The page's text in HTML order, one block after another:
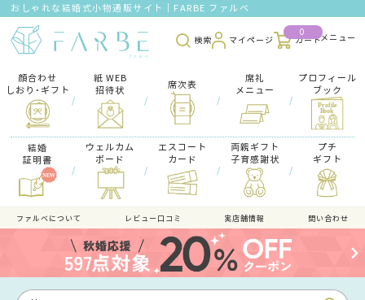
おしゃれな結婚式小物通販サイト｜FARBE ファルベ
検索 マイページ
0
カート
顔合わせ
しおり･ギフト
/
紙 WEB
招待状
/
席次表
/
席礼
メニュー
/
プロフィール
ブック
結婚
証明書
/
ウェルカム
ボード
/
エスコート
カード
/
両親ギフト
子育感謝状
/
プチ
ギフト
ファルべについて レビュー口コミ 実店舗情報 問い合わせ